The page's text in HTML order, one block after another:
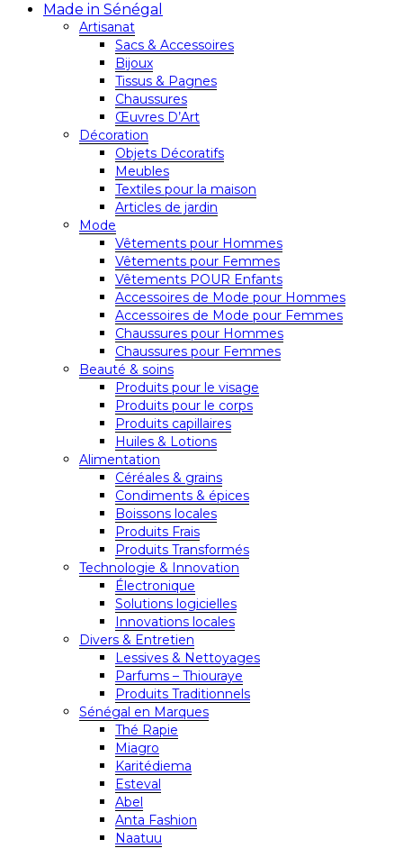
Made in Sénégal
Artisanat
Sacs & Accessoires
Bijoux
Tissus & Pagnes
Chaussures
Œuvres D’Art
Décoration
Objets Décoratifs
Meubles
Textiles pour la maison
Articles de jardin
Mode
Vêtements pour Hommes
Vêtements pour Femmes
Vêtements POUR Enfants
Accessoires de Mode pour Hommes
Accessoires de Mode pour Femmes
Chaussures pour Hommes
Chaussures pour Femmes
Beauté & soins
Produits pour le visage
Produits pour le corps
Produits capillaires
Huiles & Lotions
Alimentation
Céréales & grains
Condiments & épices
Boissons locales
Produits Frais
Produits Transformés
Technologie & Innovation
Électronique
Solutions logicielles
Innovations locales
Divers & Entretien
Lessives & Nettoyages
Parfums – Thiouraye
Produits Traditionnels
Sénégal en Marques
Thé Rapie
Miagro
Karitédiema
Esteval
Abel
Anta Fashion
Naatuu